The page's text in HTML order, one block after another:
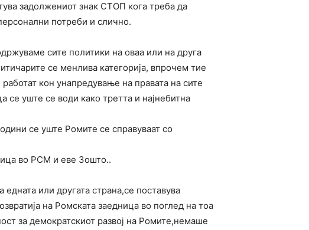
задолжениот знак СТОП кога треба да
потреби и слично.
сите политики на оваа или на друга
се менлива категорија, впрочем тие
кон унапредување на правата на сите
се уште се води како третта и најнебитна
се уште Ромите се справуваат со
во РСМ и еве Зошто..
или другата страна,се поставува
на Ромската заедница во поглед на тоа
за демократскиот развој на Ромите,немаше